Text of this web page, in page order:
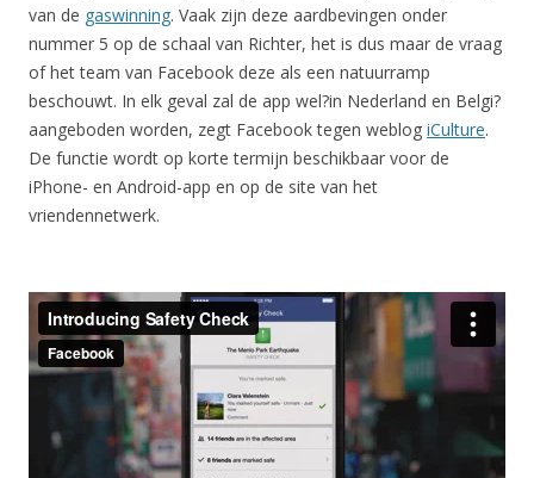
van de gaswinning. Vaak zijn deze aardbevingen onder
nummer 5 op de schaal van Richter, het is dus maar de vraag
of het team van Facebook deze als een natuurramp
beschouwt. In elk geval zal de app wel?in Nederland en Belgi?
aangeboden worden, zegt Facebook tegen weblog iCulture.
De functie wordt op korte termijn beschikbaar voor de
iPhone- en Android-app en op de site van het
vriendennetwerk.